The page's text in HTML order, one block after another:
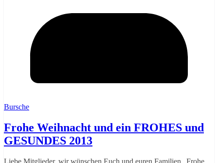
Bursche
Frohe Weihnacht und ein FROHES und
GESUNDES 2013
Liebe Mitglieder. wir wünschen Euch und euren Familien „Frohe